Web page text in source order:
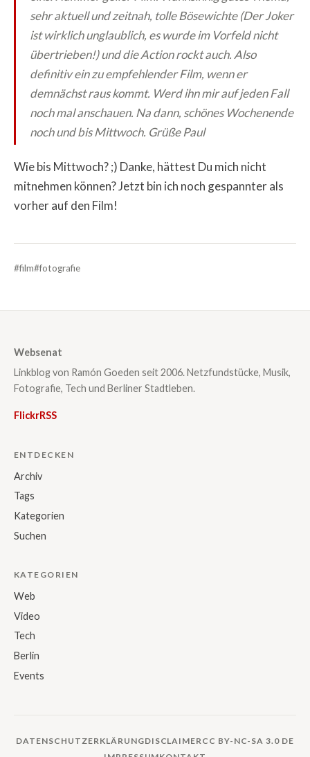
sehr aktuell und zeitnah, tolle Bösewichte (Der Joker
ist wirklich unglaublich, es wurde im Vorfeld nicht
übertrieben!) und die Action rockt auch. Also
definitiv ein zu empfehlender Film, wenn er
demnächst raus kommt. Werd ihn mir auf jeden Fall
noch mal anschauen. Na dann, schönes Wochenende
noch und bis Mittwoch. Grüße Paul
Wie bis Mittwoch? ;) Danke, hättest Du mich nicht
mitnehmen können? Jetzt bin ich noch gespannter als
vorher auf den Film!
#film#fotografie
Websenat
Linkblog von Ramón Goeden seit 2006. Netzfundstücke, Musik,
Fotografie, Tech und Berliner Stadtleben.
FlickrRSS
ENTDECKEN
Archiv
Tags
Kategorien
Suchen
KATEGORIEN
Web
Video
Tech
Berlin
Events
DATENSCHUTZERKLÄRUNGDISCLAIMERCC BY-NC-SA 3.0 DE